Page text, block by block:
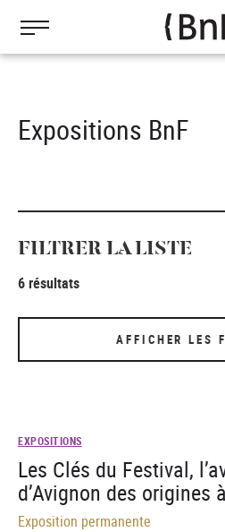
contenu
Expositions BnF
FILTRER LA LISTE
6 résultats
AFFICHER LES
EXPOSITIONS
Les Clés du Festival,
d’Avignon des origines
Exposition permanente